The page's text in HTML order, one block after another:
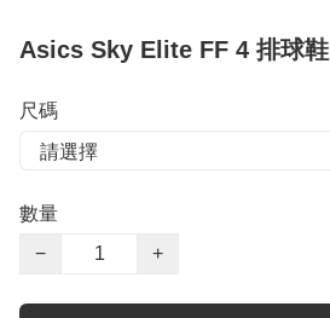
Asics Sky Elite FF 4 排球鞋
尺碼
數量
−
+